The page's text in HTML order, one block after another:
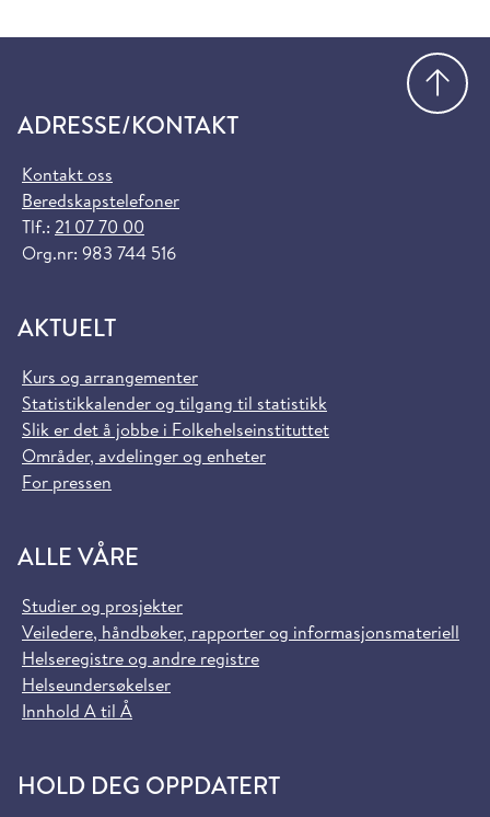
ADRESSE/KONTAKT
Kontakt oss
Beredskapstelefoner
Tlf.: 21 07 70 00
Org.nr: 983 744 516
AKTUELT
Kurs og arrangementer
Statistikkalender og tilgang til statistikk
Slik er det å jobbe i Folkehelseinstituttet
Områder, avdelinger og enheter
For pressen
ALLE VÅRE
Studier og prosjekter
Veiledere, håndbøker, rapporter og informasjonsmateriell
Helseregistre og andre registre
Helseundersøkelser
Innhold A til Å
HOLD DEG OPPDATERT